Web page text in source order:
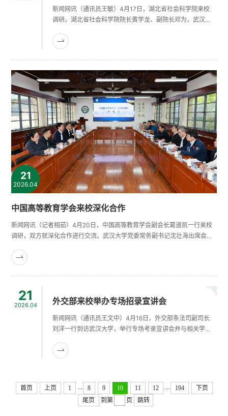
新闻网讯（通讯员王敏）4月17日，湖北省社会科学院来校
调研。湖北省社会科学院院长黄学龙、副院长邓为，武汉大
省委宣传部长期以来给予学校的指导与支持表示感谢，结合
双方在学术资源和研究力量方面的互补优势，他指出当前深
入推进长江文化研究具有必要性与紧迫性。邓为介绍了本次
调研的背景与目的，表示将围绕2026年中国翻译协会年会
相关分论坛筹备、青年教师课题推进、三......
21
2026.04
中国高等教育学会来校深化合作
新闻网讯（记者相茹）4月20日，中国高等教育学会副会长葛道凯一行来校
调研，双方就深化合作进行交流。武汉大学党委常务副书记沈壮海出席会
博会”）和第二届“建设教育强国·高等教育改革发展论坛”的相关工作安排。参
会人员围绕调研主题进行交流讨论。沈壮海指出，武汉大学与中国高等教育
学会联系密切、合作深入，双方一直相互支持、共同发展。学校将继续支......
21
2026.04 外交部来校举办专场招录宣讲会
新闻网讯（通讯员王文中）4月16日，外交部条法司副司长
刘洋一行到访武汉大学，举行专场考录宣讲会并与相关学科
洋回顾了外交部条法司的发展历程，深切缅怀武大老校长、
国际法泰斗周鲠生先生。结合当前国际形势与新时代中国外
才、坚韧之功”的基本素养，勉励同学们坚定信念、勤学成
才。他强调，保持学习是适应不断变化......
首页 上页 1 ... 8 9 10 11 12 ... 194
下页
尾页
到第 页 跳转